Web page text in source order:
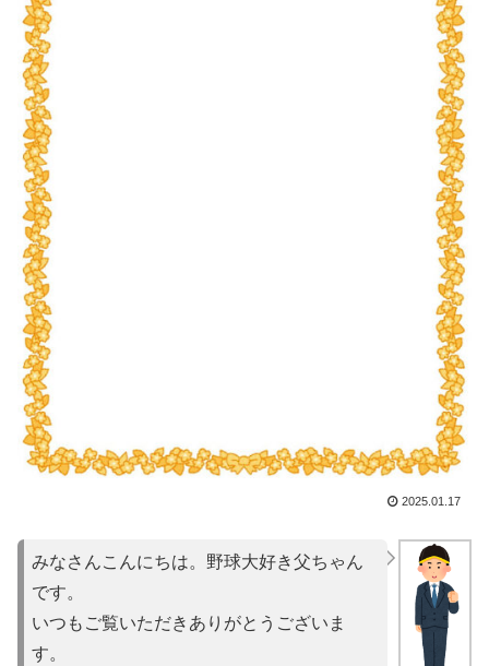
2025.01.17
みなさんこんにちは。野球大好き父ちゃん
です。
いつもご覧いただきありがとうございま
す。